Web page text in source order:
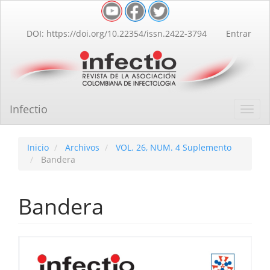
Contenido
principal
lateral
DOI: https://doi.org/10.22354/issn.2422-3794 Entrar
Infectio
Inicio Archivos
VOL. 26, NUM. 4 Suplemento
Bandera
Bandera